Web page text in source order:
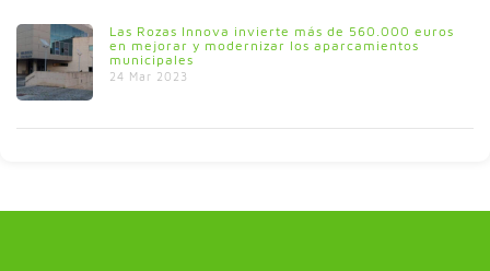
Las Rozas Innova invierte más de 560.000 euros
en mejorar y modernizar los aparcamientos
municipales
24 Mar 2023